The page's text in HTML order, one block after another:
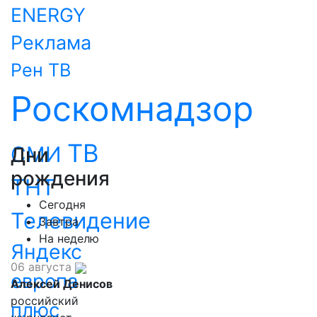
ENERGY
Реклама
Рен ТВ
Роскомнадзор
СМИ ТВ
ТНТ
Телевидение
Яндекс
европа
плюс
Дни
рождения
Сегодня
Завтра
На неделю
06 августа
Алексей Денисов
российский